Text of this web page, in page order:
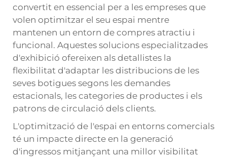
convertit en essencial per a les empreses que
volen optimitzar el seu espai mentre
mantenen un entorn de compres atractiu i
funcional. Aquestes solucions especialitzades
d'exhibició ofereixen als detallistes la
flexibilitat d'adaptar les distribucions de les
seves botigues segons les demandes
estacionals, les categories de productes i els
patrons de circulació dels clients.
L'optimització de l'espai en entorns comercials
té un impacte directe en la generació
d'ingressos mitjançant una millor visibilitat